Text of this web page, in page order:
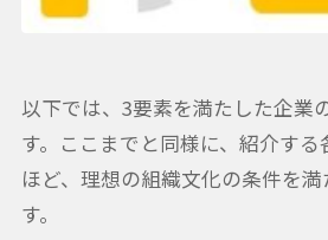
以下では、3要素を満たした企業
す。ここまでと同様に、紹介す
ほど、理想の組織文化の条件を
す。